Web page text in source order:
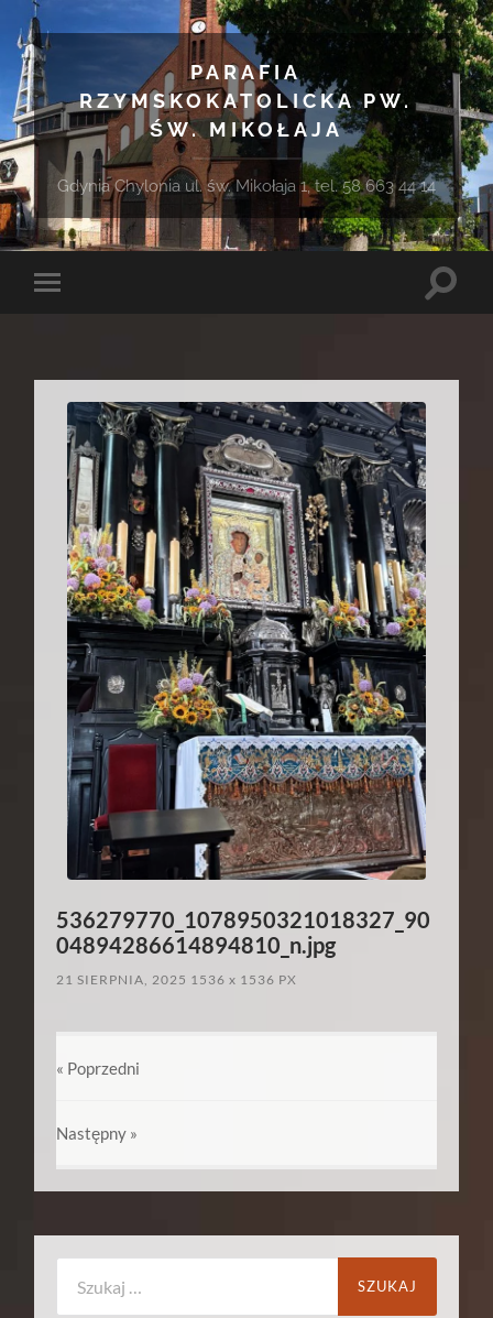
PARAFIA
RZYMSKOKATOLICKA PW.
ŚW. MIKOŁAJA
Gdynia Chylonia ul. św. Mikołaja 1, tel. 58 663 44 14
Toggle
Toggle
536279770_1078950321018327_90
04894286614894810_n.jpg
21 SIERPNIA, 2025 1536x 1536 PX
« Poprzedni
Następny »